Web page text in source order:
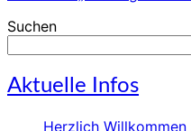
Suchen
Aktuelle Infos
Herzlich